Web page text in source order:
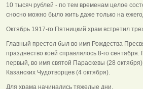
10 тысяч рублей - по тем временам целое
сносно можно было жить даже только на
Октябрь 1917-го Пятницкий храм встретил
Главный престол был во имя Рождества
празднество коей справлялось 8-го
первый, во имя святой Параскевы (28
Казанских Чудотворцев (4 октября).
Для храма начинались тяжелые дни.